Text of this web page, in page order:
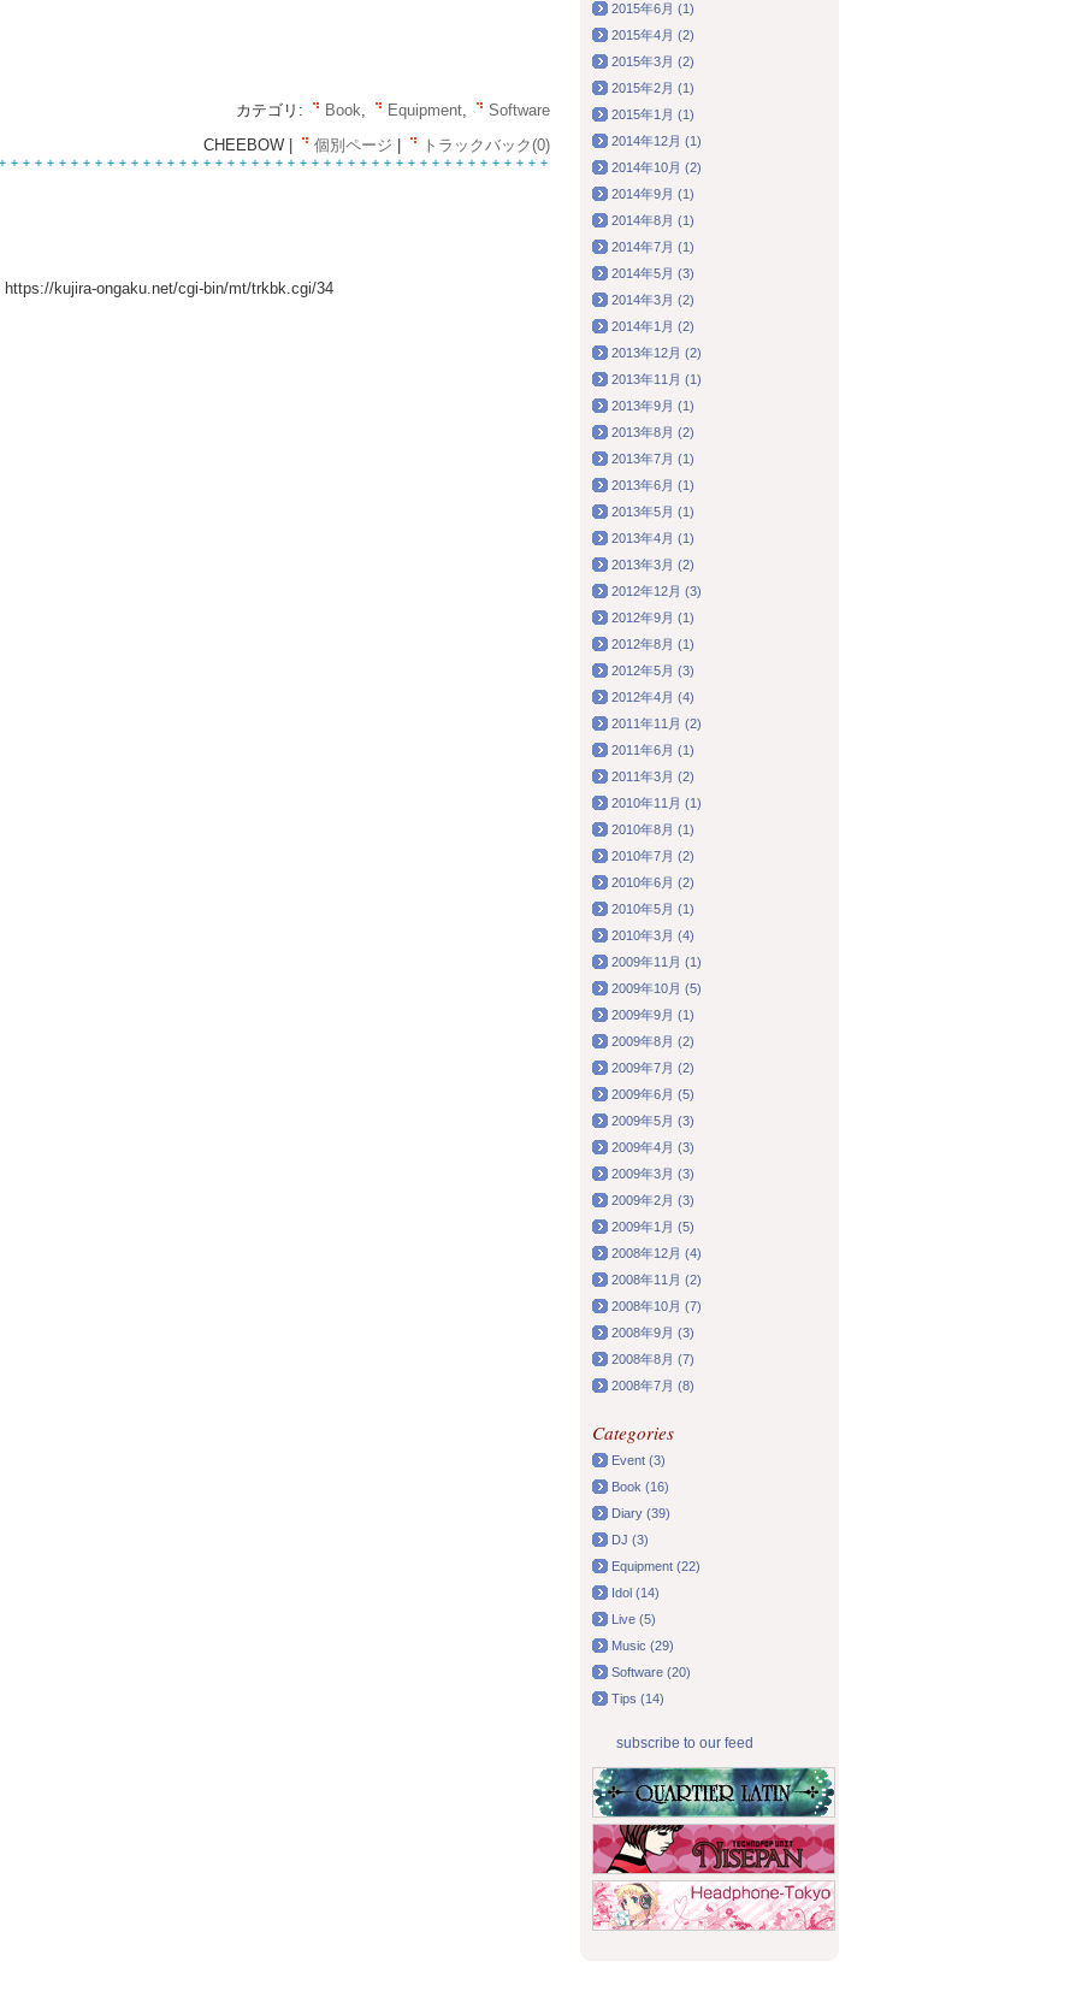
カテゴリ: Book Equipment
Software
CHEEBOW |
個別ページ トラックバック(0)
https://kujira-ongaku.net/cgi-bin/mt/trkbk.cgi/34
2015年6月 (1)
2015年4月 (2)
2015年3月 (2)
2015年2月 (1)
2015年1月 (1)
2014年12月 (1)
2014年10月 (2)
2014年9月 (1)
2014年8月 (1)
2014年7月 (1)
2014年5月 (3)
2014年3月 (2)
2014年1月 (2)
2013年12月 (2)
2013年11月 (1)
2013年9月 (1)
2013年8月 (2)
2013年7月 (1)
2013年6月 (1)
2013年5月 (1)
2013年4月 (1)
2013年3月 (2)
2012年12月 (3)
2012年9月 (1)
2012年8月 (1)
2012年5月 (3)
2012年4月 (4)
2011年11月 (2)
2011年6月 (1)
2011年3月 (2)
2010年11月 (1)
2010年8月 (1)
2010年7月 (2)
2010年6月 (2)
2010年5月 (1)
2010年3月 (4)
2009年11月 (1)
2009年10月 (5)
2009年9月 (1)
2009年8月 (2)
2009年7月 (2)
2009年6月 (5)
2009年5月 (3)
2009年4月 (3)
2009年3月 (3)
2009年2月 (3)
2009年1月 (5)
2008年12月 (4)
2008年11月 (2)
2008年10月 (7)
2008年9月 (3)
2008年8月 (7)
2008年7月 (8)
Categories
Event (3)
Book (16)
Diary (39)
DJ (3)
Equipment (22)
Idol (14)
Live (5)
Music (29)
Software (20)
Tips (14)
subscribe to our feed